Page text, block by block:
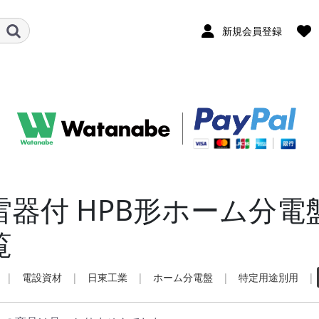
新規会員登録
器付 HPB形ホーム分
| 電設資材 | 日東工業 | ホーム分電盤 | 特定用途別用 |